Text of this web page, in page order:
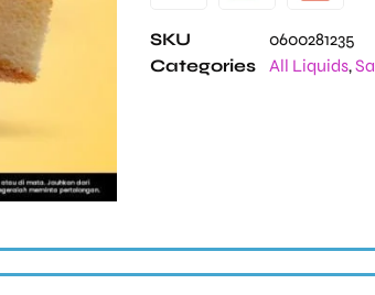
SKU
0600281235
Categories
All Liquids,